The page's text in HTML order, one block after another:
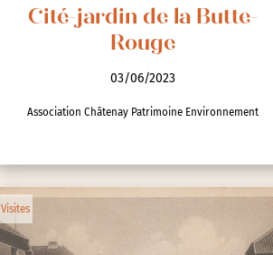
Cité-jardin de la Butte-
Rouge
03/06/2023
Association Châtenay Patrimoine Environnement
Visites